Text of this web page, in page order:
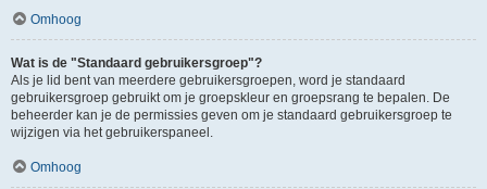
Omhoog
Wat is de "Standaard gebruikersgroep"?
Als je lid bent van meerdere gebruikersgroepen, word je standaard
gebruikersgroep gebruikt om je groepskleur en groepsrang te bepalen. De
beheerder kan je de permissies geven om je standaard gebruikersgroep te
wijzigen via het gebruikerspaneel.
Omhoog